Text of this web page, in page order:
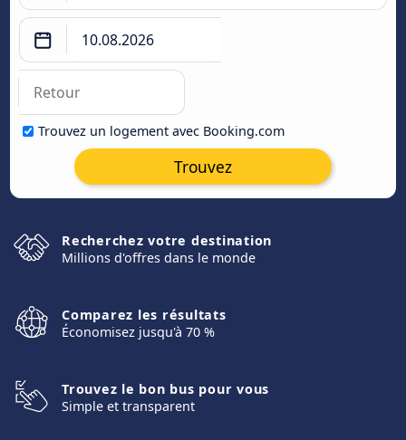
Trouvez un logement avec Booking.com
Trouvez
Recherchez votre destination
Millions d'offres dans le monde
Comparez les résultats
Économisez jusqu'à 70 %
Trouvez le bon bus pour vous
Simple et transparent